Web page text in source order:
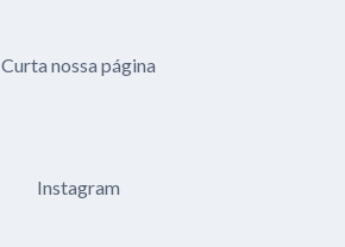
Curta nossa página
Instagram